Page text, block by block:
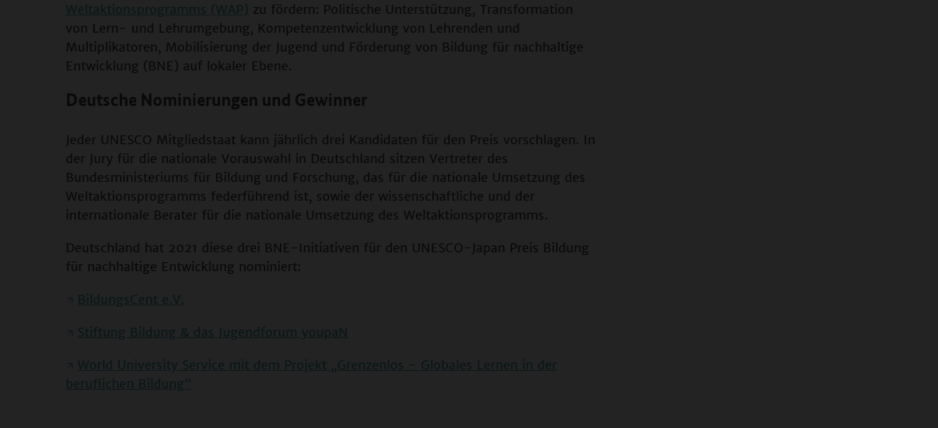
Weltaktionsprogramms (WAP) zu fördern: Politische Unterstützung, Transformation
von Lern- und Lehrumgebung, Kompetenzentwicklung von Lehrenden und
Multiplikatoren, Mobilisierung der Jugend und Förderung von Bildung für nachhaltige
Entwicklung (BNE) auf lokaler Ebene.
Deutsche Nominierungen und Gewinner
Jeder UNESCO Mitgliedstaat kann jährlich drei Kandidaten für den Preis vorschlagen. In
der Jury für die nationale Vorauswahl in Deutschland sitzen Vertreter des
Bundesministeriums für Bildung und Forschung, das für die nationale Umsetzung des
Weltaktionsprogramms federführend ist, sowie der wissenschaftliche und der
internationale Berater für die nationale Umsetzung des Weltaktionsprogramms.
Deutschland hat 2021 diese drei BNE-Initiativen für den UNESCO-Japan Preis Bildung
für nachhaltige Entwicklung nominiert:
BildungsCent e.V.
Stiftung Bildung & das Jugendforum youpaN
World University Service mit dem Projekt „Grenzenlos - Globales Lernen in der
beruflichen Bildung"